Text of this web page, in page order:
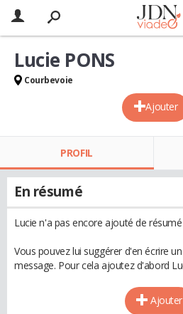
Ajouter
Lucie PONS
Courbevoie
PROFIL
En résumé
Lucie n'a pas encore ajouté de
Vous pouvez lui suggérer d'en écrire
message. Pour cela ajoutez d'abord
Ajouter